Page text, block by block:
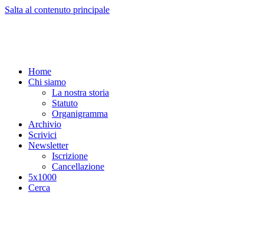
Salta al contenuto principale
Home
Chi siamo
La nostra storia
Statuto
Organigramma
Archivio
Scrivici
Newsletter
Iscrizione
Cancellazione
5x1000
Cerca